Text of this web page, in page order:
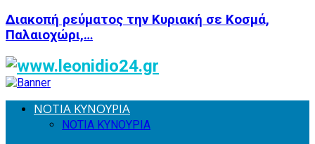
Διακοπή ρεύματος την Κυριακή σε Κοσμά,
Παλαιοχώρι,…
ΝΟΤΙΑ ΚΥΝΟΥΡΙΑ
ΝΟΤΙΑ ΚΥΝΟΥΡΙΑ